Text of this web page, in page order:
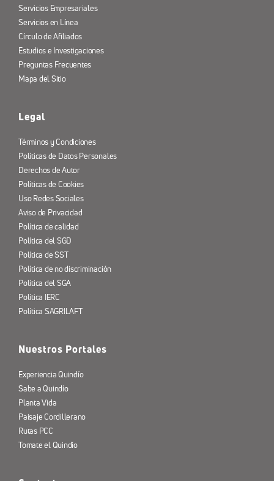
Servicios Empresariales
Servicios en Línea
Círculo de Afiliados
Estudios e Investigaciones
Preguntas Frecuentes
Mapa del Sitio
Legal
Términos y Condiciones
Políticas de Datos Personales
Derechos de Autor
Políticas de Cookies
Uso Redes Sociales
Aviso de Privacidad
Política de calidad
Política del SGD
Política de SST
Política de no discriminación
Política del SGA
Política IERC
Política SAGRILAFT
Nuestros Portales
Experiencia Quindío
Sabe a Quindío
Planta Vida
Paisaje Cordillerano
Rutas PCC
Tomate el Quindío